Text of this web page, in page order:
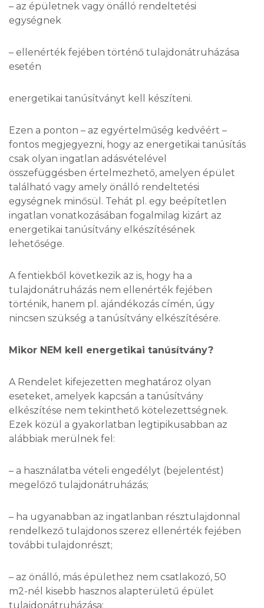
– az épületnek vagy önálló rendeltetési
egységnek
– ellenérték fejében történő tulajdonátruházása
esetén
energetikai tanúsítványt kell készíteni.
Ezen a ponton – az egyértelműség kedvéért –
fontos megjegyezni, hogy az energetikai tanúsítás
csak olyan ingatlan adásvételével
összefüggésben értelmezhető, amelyen épület
található vagy amely önálló rendeltetési
egységnek minősül. Tehát pl. egy beépítetlen
ingatlan vonatkozásában fogalmilag kizárt az
energetikai tanúsítvány elkészítésének
lehetősége.
A fentiekből következik az is, hogy ha a
tulajdonátruházás nem ellenérték fejében
történik, hanem pl. ajándékozás címén, úgy
nincsen szükség a tanúsítvány elkészítésére.
Mikor NEM kell energetikai tanúsítvány?
A Rendelet kifejezetten meghatároz olyan
eseteket, amelyek kapcsán a tanúsítvány
elkészítése nem tekinthető kötelezettségnek.
Ezek közül a gyakorlatban legtipikusabban az
alábbiak merülnek fel:
– a használatba vételi engedélyt (bejelentést)
megelőző tulajdonátruházás;
– ha ugyanabban az ingatlanban résztulajdonnal
rendelkező tulajdonos szerez ellenérték fejében
további tulajdonrészt;
– az önálló, más épülethez nem csatlakozó, 50
m2-nél kisebb hasznos alapterületű épület
tulajdonátruházása;